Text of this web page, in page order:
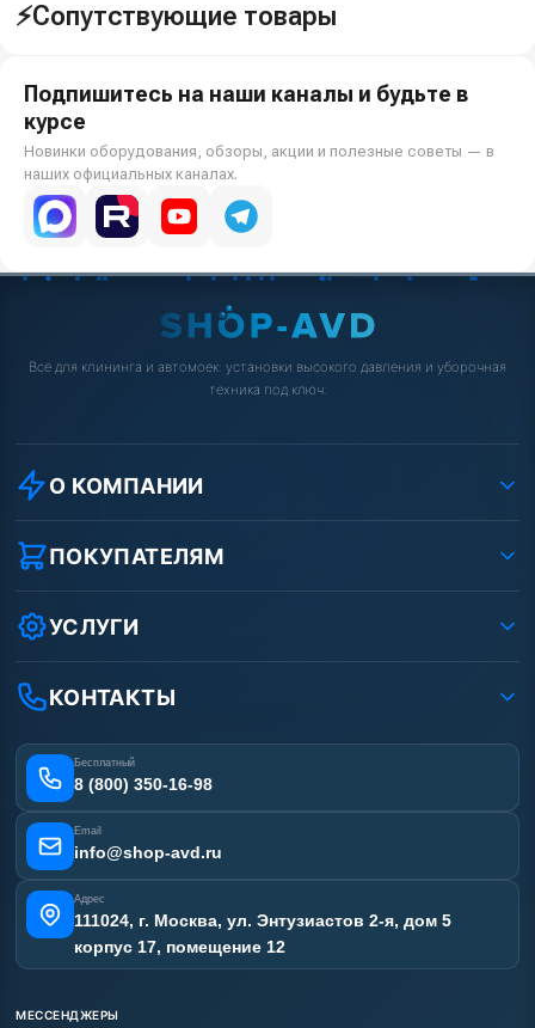
⚡Сопутствующие товары
Подпишитесь на наши каналы и будьте в
курсе
Новинки оборудования, обзоры, акции и полезные советы — в
наших официальных каналах.
Всё для клининга и автомоек: установки высокого давления и уборочная
техника под ключ.
О КОМПАНИИ
О компании
Реквизиты ООО «Шоп АВД»
Условия соглашения
Вакансии
Статьи
ПОКУПАТЕЛЯМ
Как заказать?
Оплата
Лизинг
Получить скидку
УСЛУГИ
Услуги
Аренда АВД
Сертификаты
Наши работы
Карта сайта
КОНТАКТЫ
Бесплатный
8 (800) 350-16-98
Email
info@shop-avd.ru
Адрес
111024, г. Москва, ул. Энтузиастов 2-я, дом 5
корпус 17, помещение 12
МЕССЕНДЖЕРЫ